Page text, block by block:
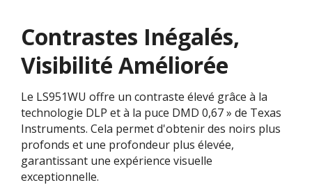
Contrastes Inégalés,
Visibilité Améliorée
Le LS951WU offre un contraste élevé grâce à la
technologie DLP et à la puce DMD 0,67 » de Texas
Instruments. Cela permet d'obtenir des noirs plus
profonds et une profondeur plus élevée,
garantissant une expérience visuelle
exceptionnelle.